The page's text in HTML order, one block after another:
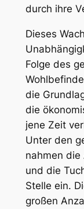
durch ihre
Dieses
Folge des
die
die
jene Zeit
Unter den
nahmen die
und die
Stelle ein.
großen